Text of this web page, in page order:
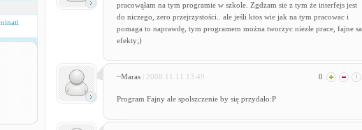
pracowąłam na tym programie w szkole. Zgdzam sie z tym że interfejs jest
do niczego, zero przejrzystości.. ale jeśli ktos wie jak na tym pracowac i
pomaga to naprawdę, tym programem można tworzyc niezłe prace, fajne sa
efekty;)
~Maras | 2008.11.11 13:49 0
Program Fajny ale spolszczenie by się przydało:P